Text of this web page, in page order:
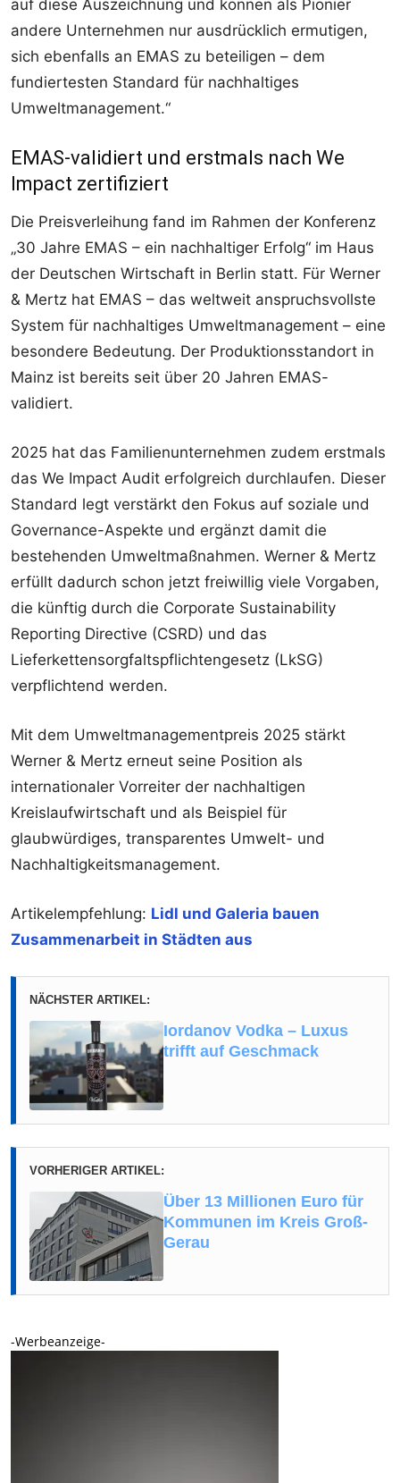
auf diese Auszeichnung und können als Pionier
andere Unternehmen nur ausdrücklich ermutigen,
sich ebenfalls an EMAS zu beteiligen – dem
fundiertesten Standard für nachhaltiges
Umweltmanagement.“
EMAS-validiert und erstmals nach We
Impact zertifiziert
Die Preisverleihung fand im Rahmen der Konferenz
„30 Jahre EMAS – ein nachhaltiger Erfolg“ im Haus
der Deutschen Wirtschaft in Berlin statt. Für Werner
& Mertz hat EMAS – das weltweit anspruchsvollste
System für nachhaltiges Umweltmanagement – eine
besondere Bedeutung. Der Produktionsstandort in
Mainz ist bereits seit über 20 Jahren EMAS-
validiert.
2025 hat das Familienunternehmen zudem erstmals
das We Impact Audit erfolgreich durchlaufen. Dieser
Standard legt verstärkt den Fokus auf soziale und
Governance-Aspekte und ergänzt damit die
bestehenden Umweltmaßnahmen. Werner & Mertz
erfüllt dadurch schon jetzt freiwillig viele Vorgaben,
die künftig durch die Corporate Sustainability
Reporting Directive (CSRD) und das
Lieferkettensorgfaltspflichtengesetz (LkSG)
verpflichtend werden.
Mit dem Umweltmanagementpreis 2025 stärkt
Werner & Mertz erneut seine Position als
internationaler Vorreiter der nachhaltigen
Kreislaufwirtschaft und als Beispiel für
glaubwürdiges, transparentes Umwelt- und
Nachhaltigkeitsmanagement.
Artikelempfehlung: Lidl und Galeria bauen
Zusammenarbeit in Städten aus
NÄCHSTER ARTIKEL:
Iordanov Vodka – Luxus
trifft auf Geschmack
VORHERIGER ARTIKEL:
Über 13 Millionen Euro für
Kommunen im Kreis Groß-
Gerau
-Werbeanzeige-